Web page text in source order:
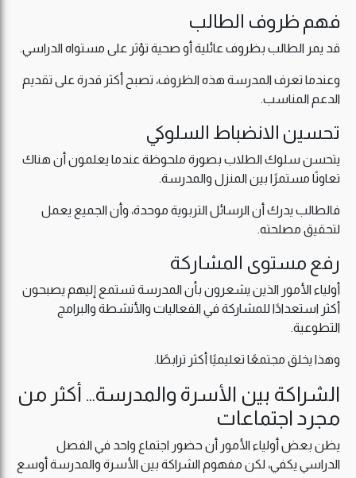
فهم ظروف الطالب
قد يمر الطالب بظروف عائلية أو صحية تؤثر على مستواه الدراسي.
وعندما تعرف المدرسة هذه الظروف، تصبح أكثر قدرة على تقديم
الدعم المناسب.
تحسين الانضباط السلوكي
يتحسن سلوك الطلاب بصورة ملحوظة عندما يعلمون أن هناك
تعاونًا مستمرًا بين المنزل والمدرسة.
فالطالب يدرك أن الرسائل التربوية موحدة، وأن الجميع يعمل
لتحقيق مصلحته.
رفع مستوى المشاركة
أولياء الأمور الذين يشعرون بأن المدرسة تستمع إليهم يصبحون
أكثر استعدادًا للمشاركة في الفعاليات والأنشطة والبرامج
التطوعية.
وهذا يخلق مجتمعًا تعليميًا أكثر ترابطًا.
الشراكة بين الأسرة والمدرسة… أكثر من
مجرد اجتماعات
يظن بعض أولياء الأمور أن حضور اجتماع واحد في الفصل
الدراسي يكفي، لكن مفهوم الشراكة بين الأسرة والمدرسة أوسع